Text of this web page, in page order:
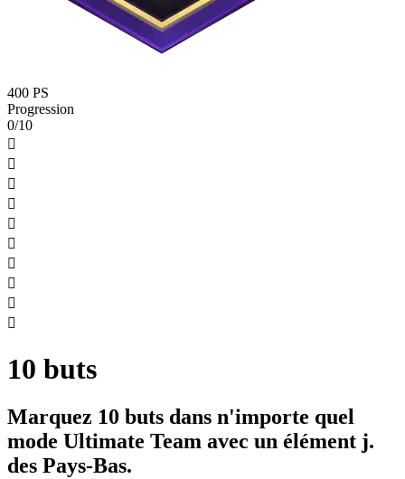
400 PS
Progression
0/10










10 buts
Marquez 10 buts dans n'importe quel
mode Ultimate Team avec un élément j.
des Pays-Bas.